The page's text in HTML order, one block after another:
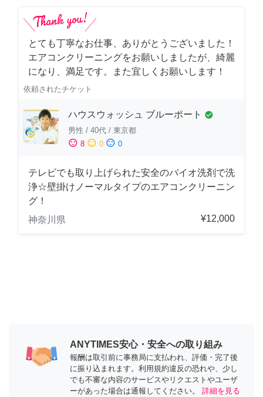
とても丁寧なお仕事、ありがとうございました！
エアコンクリーニングをお願いしましたが、綺麗
になり、満足です。また宜しくお願いします！
依頼されたチケット
ハウスウォッシュ ブルーポート check_circle
男性 / 40代 / 東京都
sentiment_satisfied 8 sentiment_neutral 0 sentiment_dissatisfied 0
テレビでも取り上げられた安全のバイオ洗剤で洗
浄☆壁掛けノーマルタイプのエアコンクリーニン
グ！
神奈川県
¥12,000
ANYTIMES安心・安全への取り組み
報酬は取引前に事務局に支払われ、評価・完了後
に振り込まれます。利用規約違反の恐れや、少し
でも不審な内容のサービスやリクエストやユーザ
ーがあった場合は通報してください。
詳細を見る